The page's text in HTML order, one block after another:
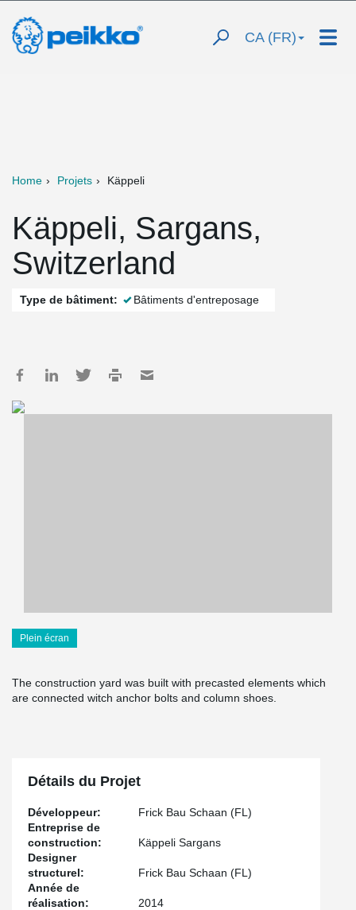
CA (FR)
Home Projets Käppeli
Käppeli, Sargans,
Switzerland
Type de bâtiment: Bâtiments d'entreposage
Plein écran
The construction yard was built with precasted elements which
are connected witch anchor bolts and column shoes.
Détails du Projet
Développeur:
Frick Bau Schaan (FL)
Entreprise de
construction:
Käppeli Sargans
Designer
structurel:
Frick Bau Schaan (FL)
Année de
réalisation:
2014